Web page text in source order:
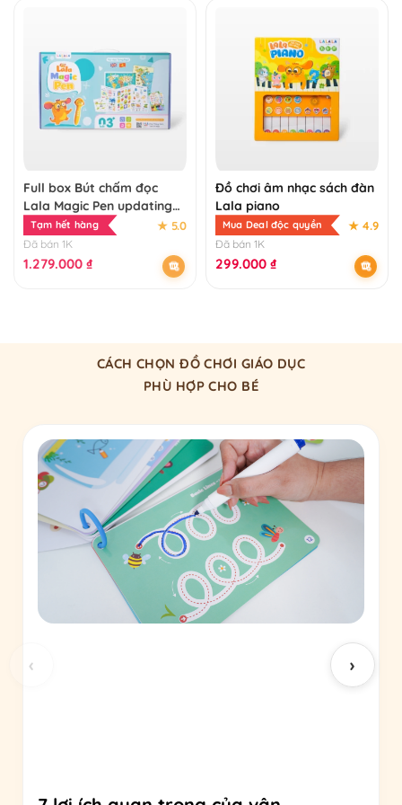
Full box Bút chấm đọc
Lala Magic Pen updating
version kèm 63 học liệu
Tạm hết hàng ★ 5.0
Đã bán 1K
1.279.000 ₫
Đồ chơi âm nhạc sách đàn
Lala piano
Mua Deal độc quyền ★ 4.9
Đã bán 1K
299.000 ₫
CÁCH CHỌN ĐỒ CHƠI GIÁO DỤC
PHÙ HỢP CHO BÉ
‹ ›